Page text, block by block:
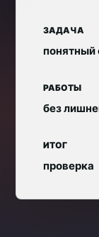
ЗАДАЧА
понятный
РАБОТЫ
без
ИТОГ
проверка